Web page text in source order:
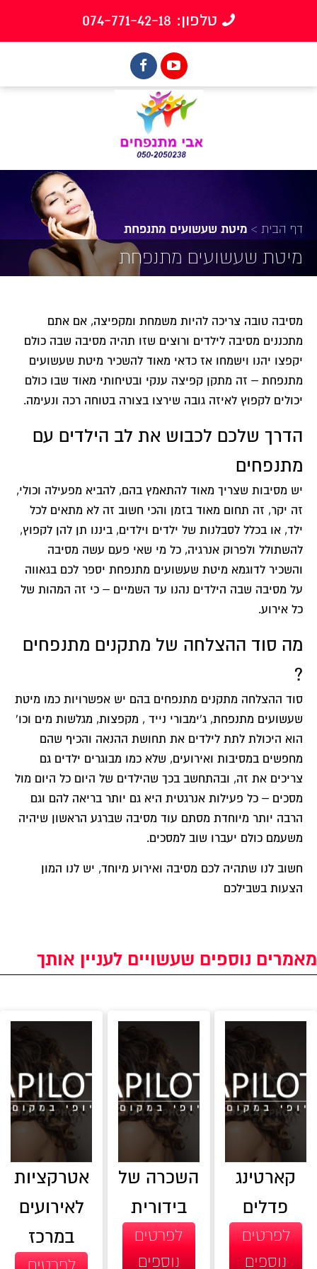
טלפון: 074-771-42-18
דף הבית > מיטת שעשועים מתנפחת
מיטת שעשועים מתנפחת
מסיבה טובה צריכה להיות משמחת ומקפיצה, אם אתם
מתכננים מסיבה לילדים ורוצים שזו תהיה מסיבה שבה כולם
יקפצו יהנו וישמחו אז כדאי מאוד להשכיר מיטת שעשועים
מתנפחת – זה מתקן קפיצה ענקי ובטיחותי מאוד שבו כולם
יכולים לקפוץ לאיזה גובה שירצו בצורה בטוחה רכה ונעימה.
הדרך שלכם לכבוש את לב הילדים עם
מתנפחים
יש מסיבות שצריך מאוד להתאמץ בהם, להביא מפעילה וכולי,
זה יקר, זה תחום מאוד בזמן והכי חשוב זה לא מתאים לכל
ילד, או בכלל לסבלנות של ילדים וילדים, ביננו תן להן לקפוץ,
להשתולל ולפרוק אנרגיה, כל מי שאי פעם עשה מסיבה
והשכיר לדוגמא מיטת שעשועים מתנפחת יספר לכם בגאווה
על מסיבה שבה הילדים נהנו עד השמיים – כי זה המהות של
כל אירוע.
מה סוד ההצלחה של מתקנים מתנפחים
?
סוד ההצלחה מתקנים מתנפחים בהם יש אפשרויות כמו מיטת
שעשועים מתנפחת, ג'ימבורי נייד , מקפצות, מגלשות מים וכו'
הוא היכולת לתת לילדים את תחושת ההנאה והכיף שהם
מחפשים במסיבות ואירועים, שלא כמו מבוגרים ילדים גם
צריכים את זה, ובהתחשב בכך שהילדים של היום כל היום מול
מסכים – כל פעילות אנרגטית היא גם יותר בריאה להם וגם
הרבה יותר מיוחדת מסתם עוד מסיבה שברגע הראשון שיהיה
משעמם כולם יעברו שוב למסכים.
חשוב לנו שתהיה לכם מסיבה ואירוע מיוחד, יש לנו המון
הצעות בשבילכם
מאמרים נוספים שעשויים לעניין אותך
קארטינג
פדלים
לפרטים
נוספים
השכרה של
בידורית
לפרטים
נוספים
אטרקציות
לאירועים
במרכז
לפרטים